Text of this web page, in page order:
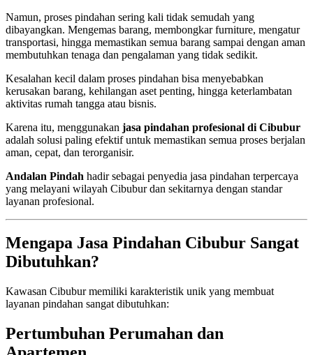
Namun, proses pindahan sering kali tidak semudah yang
dibayangkan. Mengemas barang, membongkar furniture, mengatur
transportasi, hingga memastikan semua barang sampai dengan aman
membutuhkan tenaga dan pengalaman yang tidak sedikit.
Kesalahan kecil dalam proses pindahan bisa menyebabkan
kerusakan barang, kehilangan aset penting, hingga keterlambatan
aktivitas rumah tangga atau bisnis.
Karena itu, menggunakan jasa pindahan profesional di Cibubur
adalah solusi paling efektif untuk memastikan semua proses berjalan
aman, cepat, dan terorganisir.
Andalan Pindah hadir sebagai penyedia jasa pindahan terpercaya
yang melayani wilayah Cibubur dan sekitarnya dengan standar
layanan profesional.
Mengapa Jasa Pindahan Cibubur Sangat
Dibutuhkan?
Kawasan Cibubur memiliki karakteristik unik yang membuat
layanan pindahan sangat dibutuhkan:
Pertumbuhan Perumahan dan